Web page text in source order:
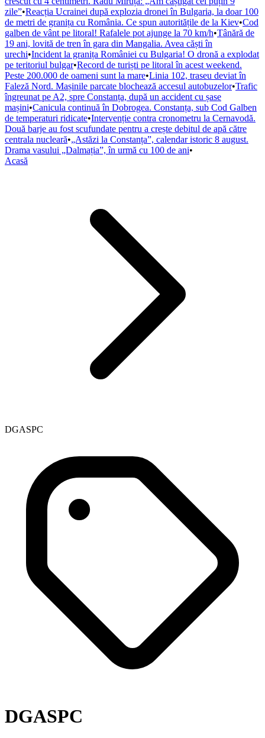
zile”•Reacția Ucrainei după explozia dronei în Bulgaria, la doar 100
de metri de granița cu România. Ce spun autoritățile de la Kiev•Cod
galben de vânt pe litoral! Rafalele pot ajunge la 70 km/h•Tânără de
19 ani, lovită de tren în gara din Mangalia. Avea căști în
urechi•Incident la granița României cu Bulgaria! O dronă a explodat
pe teritoriul bulgar•Record de turiști pe litoral în acest weekend.
Peste 200.000 de oameni sunt la mare•Linia 102, traseu deviat în
Faleză Nord. Mașinile parcate blochează accesul autobuzelor•Trafic
îngreunat pe A2, spre Constanța, după un accident cu șase
mașini•Canicula continuă în Dobrogea. Constanța, sub Cod Galben
de temperaturi ridicate•Intervenție contra cronometru la Cernavodă.
Două barje au fost scufundate pentru a crește debitul de apă către
centrala nucleară•„Astăzi la Constanța”, calendar istoric 8 august.
Drama vasului „Dalmația”, în urmă cu 100 de ani•
Acasă
DGASPC
DGASPC